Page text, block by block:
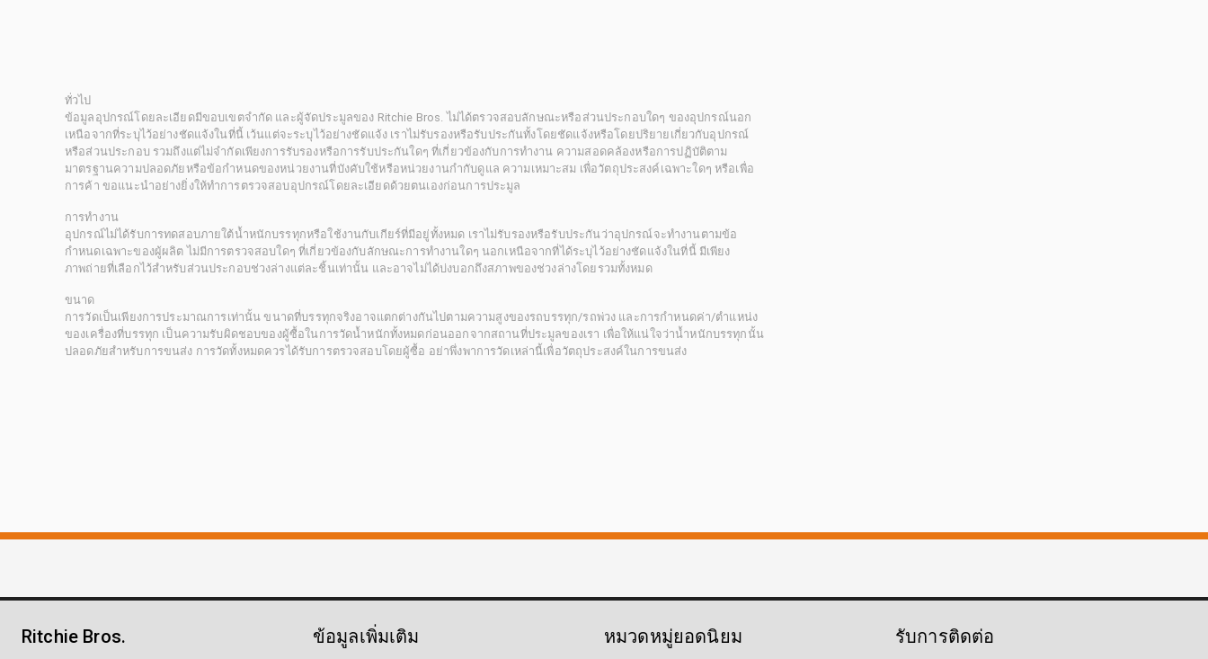
ทั่วไป
ข้อมูลอุปกรณ์โดยละเอียดมีขอบเขตจำกัด และผู้จัดประมูลของ Ritchie Bros. ไม่ได้ตรวจสอบลักษณะหรือส่วนประกอบใดๆ ของอุปกรณ์นอก
เหนือจากที่ระบุไว้อย่างชัดแจ้งในที่นี้ เว้นแต่จะระบุไว้อย่างชัดแจ้ง เราไม่รับรองหรือรับประกันทั้งโดยชัดแจ้งหรือโดยปริยายเกี่ยวกับอุปกรณ์
หรือส่วนประกอบ รวมถึงแต่ไม่จำกัดเพียงการรับรองหรือการรับประกันใดๆ ที่เกี่ยวข้องกับการทำงาน ความสอดคล้องหรือการปฏิบัติตาม
มาตรฐานความปลอดภัยหรือข้อกำหนดของหน่วยงานที่บังคับใช้หรือหน่วยงานกำกับดูแล ความเหมาะสม เพื่อวัตถุประสงค์เฉพาะใดๆ หรือเพื่อ
การค้า ขอแนะนำอย่างยิ่งให้ทำการตรวจสอบอุปกรณ์โดยละเอียดด้วยตนเองก่อนการประมูล
การทำงาน
อุปกรณ์ไม่ได้รับการทดสอบภายใต้น้ำหนักบรรทุกหรือใช้งานกับเกียร์ที่มีอยู่ทั้งหมด เราไม่รับรองหรือรับประกันว่าอุปกรณ์จะทำงานตามข้อ
กำหนดเฉพาะของผู้ผลิต ไม่มีการตรวจสอบใดๆ ที่เกี่ยวข้องกับลักษณะการทำงานใดๆ นอกเหนือจากที่ได้ระบุไว้อย่างชัดแจ้งในที่นี้ มีเพียง
ภาพถ่ายที่เลือกไว้สำหรับส่วนประกอบช่วงล่างแต่ละชิ้นเท่านั้น และอาจไม่ได้บ่งบอกถึงสภาพของช่วงล่างโดยรวมทั้งหมด
ขนาด
การวัดเป็นเพียงการประมาณการเท่านั้น ขนาดที่บรรทุกจริงอาจแตกต่างกันไปตามความสูงของรถบรรทุก/รถพ่วง และการกำหนดค่า/ตำแหน่ง
ของเครื่องที่บรรทุก เป็นความรับผิดชอบของผู้ซื้อในการวัดน้ำหนักทั้งหมดก่อนออกจากสถานที่ประมูลของเรา เพื่อให้แน่ใจว่าน้ำหนักบรรทุกนั้น
ปลอดภัยสำหรับการขนส่ง การวัดทั้งหมดควรได้รับการตรวจสอบโดยผู้ซื้อ อย่าพึ่งพาการวัดเหล่านี้เพื่อวัตถุประสงค์ในการขนส่ง
Ritchie Bros. ข้อมูลเพิ่มเติม หมวดหมู่ยอดนิยม รับการติดต่อ